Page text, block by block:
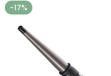
-17%